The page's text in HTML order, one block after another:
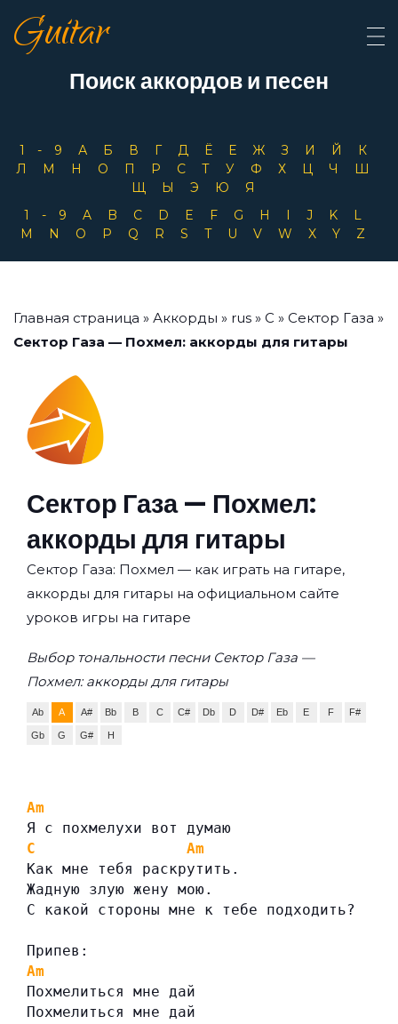
Guitar
Поиск аккордов и песен
1-9 А Б В Г Д Ё Е Ж З И Й
К
Л
М Н О П Р С Т У Ф Х Ц Ч
Ш
Щ
Ы Э Ю
Я
1-9
A B C D E F G H I J K
L
M
N O P Q R S T U V W X Y Z
Главная страница » Аккорды » rus » С » Сектор Газа »
Сектор Газа — Похмел: аккорды для гитары
Сектор Газа — Похмел:
аккорды для гитары
Сектор Газа: Похмел — как играть на гитаре,
аккорды для гитары на официальном сайте
уроков игры на гитаре
Выбор тональности песни Сектор Газа —
Похмел: аккорды для гитары
Ab A A# Bb B C C# Db D D# Eb E F F#
Gb G G# H
Am
Я с похмелухи вот думаю
C
Am
Как мне тебя раскрутить.
Жадную злую жену мою.
С какой стороны мне к тебе подходить?
Припев:
Am
Похмелиться мне дай
Похмелиться мне дай